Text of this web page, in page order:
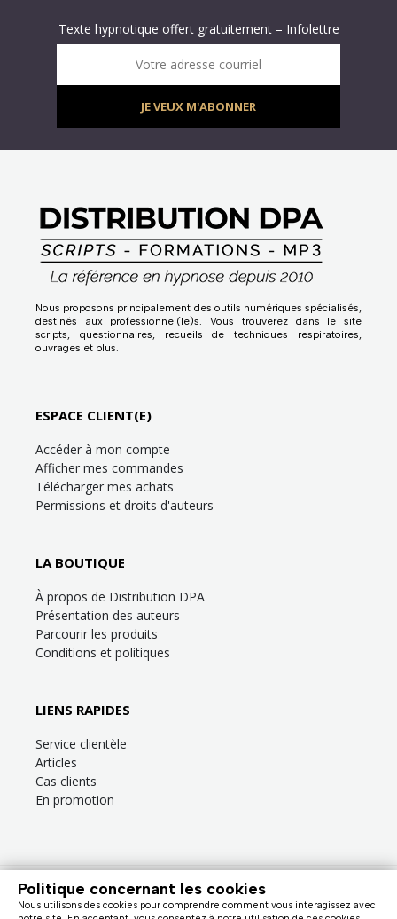
Texte hypnotique offert gratuitement – Infolettre
Infolettre : obtenez un MP3 d’hypnose gratuit !
Votre adresse courriel
JE VEUX M'ABONNER
Nous proposons principalement des outils numériques spécialisés,
destinés aux professionnel(le)s. Vous trouverez dans le site
scripts, questionnaires, recueils de techniques respiratoires,
ouvrages et plus.
ESPACE CLIENT(E)
Accéder à mon compte
Afficher mes commandes
Télécharger mes achats
Permissions et droits d'auteurs
LA BOUTIQUE
À propos de Distribution DPA
Présentation des auteurs
Parcourir les produits
Conditions et politiques
LIENS RAPIDES
Service clientèle
Articles
Cas clients
En promotion
Besoin d’aide?Consultez laFAQ ou la section
Politique concernant les cookies
Nous utilisons des cookies pour comprendre comment vous interagissez avec